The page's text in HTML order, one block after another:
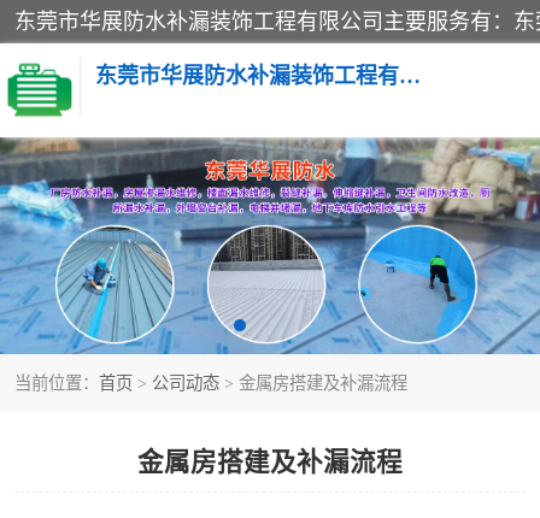
东莞市华展防水补漏装饰工程有限公司
当前位置： 首页 > 公司动态 > 金属房搭建及补漏流程
金属房搭建及补漏流程
楼面防水补漏
阳台卫生间防水补漏
金属房搭建及补漏